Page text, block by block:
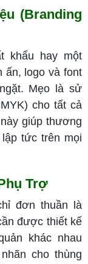
(Branding
khẩu hay một
ấn, logo và font
Mẹo là sử
cho tất cả
giúp thương
tức trên mọi
Trợ
đơn thuần là
được thiết kế
khác nhau
cho thùng